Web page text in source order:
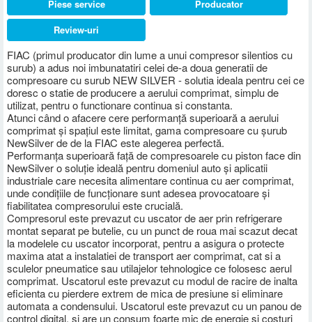
FIAC (primul producator din lume a unui compresor silentios cu
surub) a adus noi imbunatatiri celei de-a doua generatii de
compresoare cu surub NEW SILVER - solutia ideala pentru cei ce
doresc o statie de producere a aerului comprimat, simplu de
utilizat, pentru o functionare continua si constanta.
Atunci când o afacere cere performanță superioară a aerului
comprimat și spațiul este limitat, gama compresoare cu șurub
NewSilver de de la FIAC este alegerea perfectă.
Performanța superioară față de compresoarele cu piston face din
NewSilver o soluție ideală pentru domeniul auto și aplicatii
industriale care necesita alimentare continua cu aer comprimat,
unde condițiile de funcționare sunt adesea provocatoare și
fiabilitatea compresorului este crucială.
Compresorul este prevazut cu uscator de aer prin refrigerare
montat separat pe butelie, cu un punct de roua mai scazut decat
la modelele cu uscator incorporat, pentru a asigura o protecte
maxima atat a instalatiei de transport aer comprimat, cat si a
sculelor pneumatice sau utilajelor tehnologice ce folosesc aerul
comprimat. Uscatorul este prevazut cu modul de racire de inalta
eficienta cu pierdere extrem de mica de presiune si eliminare
automata a condensului. Uscatorul este prevazut cu un panou de
control digital, si are un consum foarte mic de energie si costuri
Piese service
Producator
Review-uri